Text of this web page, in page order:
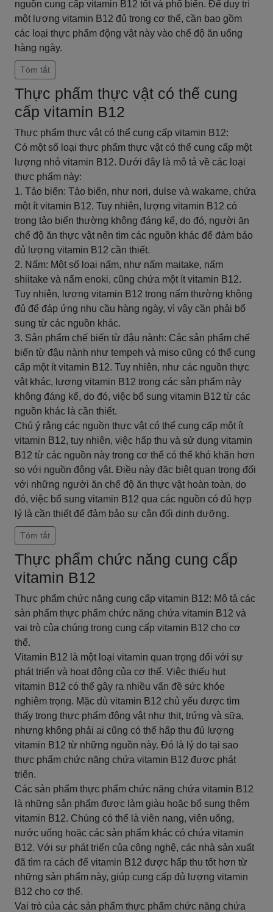
nguồn cung cấp vitamin B12 tốt và phổ biến. Để duy trì
một lượng vitamin B12 đủ trong cơ thể, cần bao gồm
các loại thực phẩm động vật này vào chế độ ăn uống
hàng ngày.
Tóm tắt
Thực phẩm thực vật có thể cung
cấp vitamin B12
Thực phẩm thực vật có thể cung cấp vitamin B12:
Có một số loại thực phẩm thực vật có thể cung cấp một
lượng nhỏ vitamin B12. Dưới đây là mô tả về các loại
thực phẩm này:
1. Tảo biển: Tảo biển, như nori, dulse và wakame, chứa
một ít vitamin B12. Tuy nhiên, lượng vitamin B12 có
trong tảo biển thường không đáng kể, do đó, người ăn
chế độ ăn thực vật nên tìm các nguồn khác để đảm bảo
đủ lượng vitamin B12 cần thiết.
2. Nấm: Một số loại nấm, như nấm maitake, nấm
shiitake và nấm enoki, cũng chứa một ít vitamin B12.
Tuy nhiên, lượng vitamin B12 trong nấm thường không
đủ để đáp ứng nhu cầu hàng ngày, vì vậy cần phải bổ
sung từ các nguồn khác.
3. Sản phẩm chế biến từ đậu nành: Các sản phẩm chế
biến từ đậu nành như tempeh và miso cũng có thể cung
cấp một ít vitamin B12. Tuy nhiên, như các nguồn thực
vật khác, lượng vitamin B12 trong các sản phẩm này
không đáng kể, do đó, việc bổ sung vitamin B12 từ các
nguồn khác là cần thiết.
Chú ý rằng các nguồn thực vật có thể cung cấp một ít
vitamin B12, tuy nhiên, việc hấp thu và sử dụng vitamin
B12 từ các nguồn này trong cơ thể có thể khó khăn hơn
so với nguồn động vật. Điều này đặc biệt quan trọng đối
với những người ăn chế độ ăn thực vật hoàn toàn, do
đó, việc bổ sung vitamin B12 qua các nguồn có đủ hợp
lý là cần thiết để đảm bảo sự cân đối dinh dưỡng.
Tóm tắt
Thực phẩm chức năng cung cấp
vitamin B12
Thực phẩm chức năng cung cấp vitamin B12: Mô tả các
sản phẩm thực phẩm chức năng chứa vitamin B12 và
vai trò của chúng trong cung cấp vitamin B12 cho cơ
thể.
Vitamin B12 là một loại vitamin quan trọng đối với sự
phát triển và hoạt động của cơ thể. Việc thiếu hụt
vitamin B12 có thể gây ra nhiều vấn đề sức khỏe
nghiêm trọng. Mặc dù vitamin B12 chủ yếu được tìm
thấy trong thực phẩm động vật như thịt, trứng và sữa,
nhưng không phải ai cũng có thể hấp thu đủ lượng
vitamin B12 từ những nguồn này. Đó là lý do tại sao
thực phẩm chức năng chứa vitamin B12 được phát
triển.
Các sản phẩm thực phẩm chức năng chứa vitamin B12
là những sản phẩm được làm giàu hoặc bổ sung thêm
vitamin B12. Chúng có thể là viên nang, viên uống,
nước uống hoặc các sản phẩm khác có chứa vitamin
B12. Với sự phát triển của công nghệ, các nhà sản xuất
đã tìm ra cách để vitamin B12 được hấp thu tốt hơn từ
những sản phẩm này, giúp cung cấp đủ lượng vitamin
B12 cho cơ thể.
Vai trò của các sản phẩm thực phẩm chức năng chứa